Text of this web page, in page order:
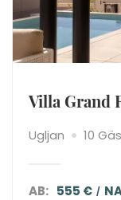
Villa Grand
Ugljan 10
AB: 555 €